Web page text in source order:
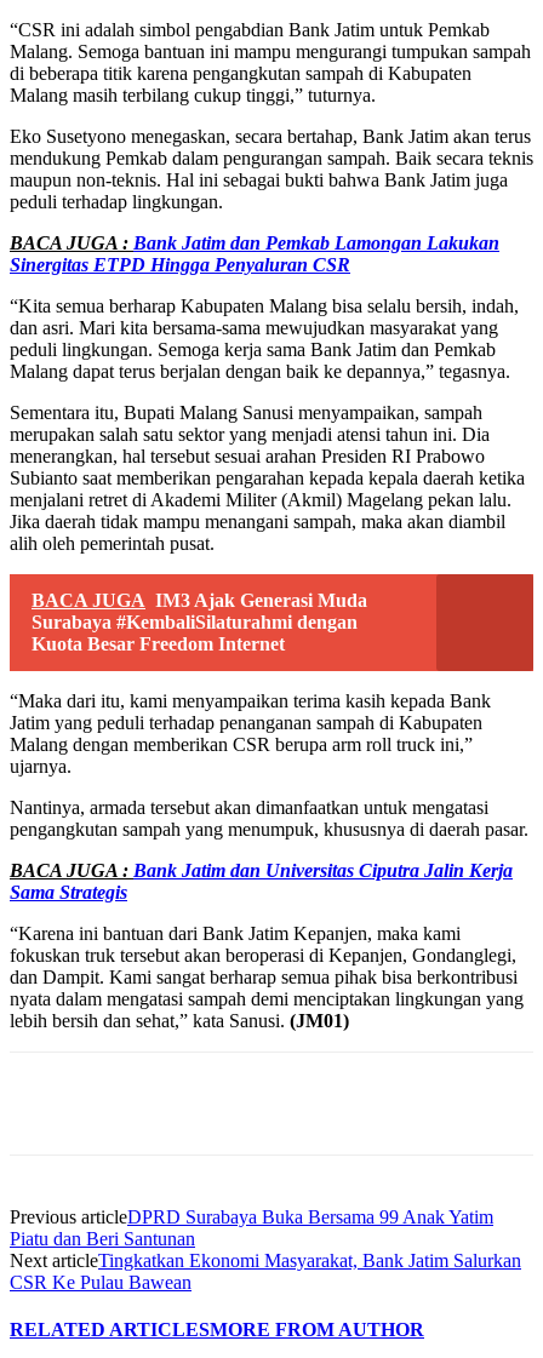
“CSR ini adalah simbol pengabdian Bank Jatim untuk Pemkab
Malang. Semoga bantuan ini mampu mengurangi tumpukan sampah
di beberapa titik karena pengangkutan sampah di Kabupaten
Malang masih terbilang cukup tinggi,” tuturnya.
Eko Susetyono menegaskan, secara bertahap, Bank Jatim akan terus
mendukung Pemkab dalam pengurangan sampah. Baik secara teknis
maupun non-teknis. Hal ini sebagai bukti bahwa Bank Jatim juga
peduli terhadap lingkungan.
BACA JUGA : Bank Jatim dan Pemkab Lamongan Lakukan
Sinergitas ETPD Hingga Penyaluran CSR
“Kita semua berharap Kabupaten Malang bisa selalu bersih, indah,
dan asri. Mari kita bersama-sama mewujudkan masyarakat yang
peduli lingkungan. Semoga kerja sama Bank Jatim dan Pemkab
Malang dapat terus berjalan dengan baik ke depannya,” tegasnya.
Sementara itu, Bupati Malang Sanusi menyampaikan, sampah
merupakan salah satu sektor yang menjadi atensi tahun ini. Dia
menerangkan, hal tersebut sesuai arahan Presiden RI Prabowo
Subianto saat memberikan pengarahan kepada kepala daerah ketika
menjalani retret di Akademi Militer (Akmil) Magelang pekan lalu.
Jika daerah tidak mampu menangani sampah, maka akan diambil
alih oleh pemerintah pusat.
BACA JUGA IM3 Ajak Generasi Muda
Surabaya #KembaliSilaturahmi dengan
Kuota Besar Freedom Internet
“Maka dari itu, kami menyampaikan terima kasih kepada Bank
Jatim yang peduli terhadap penanganan sampah di Kabupaten
Malang dengan memberikan CSR berupa arm roll truck ini,”
ujarnya.
Nantinya, armada tersebut akan dimanfaatkan untuk mengatasi
pengangkutan sampah yang menumpuk, khususnya di daerah pasar.
BACA JUGA : Bank Jatim dan Universitas Ciputra Jalin Kerja
Sama Strategis
“Karena ini bantuan dari Bank Jatim Kepanjen, maka kami
fokuskan truk tersebut akan beroperasi di Kepanjen, Gondanglegi,
dan Dampit. Kami sangat berharap semua pihak bisa berkontribusi
nyata dalam mengatasi sampah demi menciptakan lingkungan yang
lebih bersih dan sehat,” kata Sanusi. (JM01)
Previous articleDPRD Surabaya Buka Bersama 99 Anak Yatim
Piatu dan Beri Santunan
Next articleTingkatkan Ekonomi Masyarakat, Bank Jatim Salurkan
CSR Ke Pulau Bawean
RELATED ARTICLESMORE FROM AUTHOR